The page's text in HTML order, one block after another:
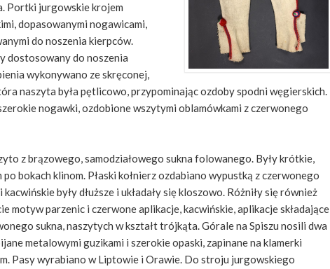
Portki jurgowskie krojem
dopasowanymi nogawicami,
do noszenia kierpców.
dostosowany do noszenia
wykonywano ze skręconej,
naszyta była pętlicowo, przypominając ozdoby spodni węgierskich.
nogawki, ozdobione wszytymi oblamówkami z czerwonego
z brązowego, samodziałowego sukna folowanego. Były krótkie,
bokach klinom. Płaski kołnierz ozdabiano wypustką z czerwonego
były dłuższe i układały się kloszowo. Różniły się również
motyw parzenic i czerwone aplikacje, kacwińskie, aplikacje składające
sukna, naszytych w kształt trójkąta. Górale na Spiszu nosili dwa
metalowymi guzikami i szerokie opaski, zapinane na klamerki
Pasy wyrabiano w Liptowie i Orawie. Do stroju jurgowskiego